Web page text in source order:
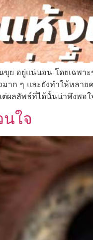
อยู่แน่นอน โดยเฉพา
าก ๆ และยังทำให้หลา
ผลลัพธ์ที่ได้นั้นน่าพึงพอ
ใจ